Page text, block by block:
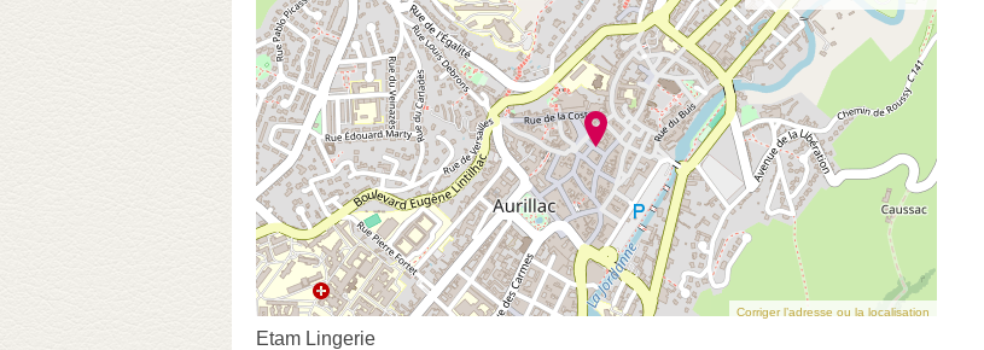
Corriger l’adresse ou la localisation
Etam Lingerie